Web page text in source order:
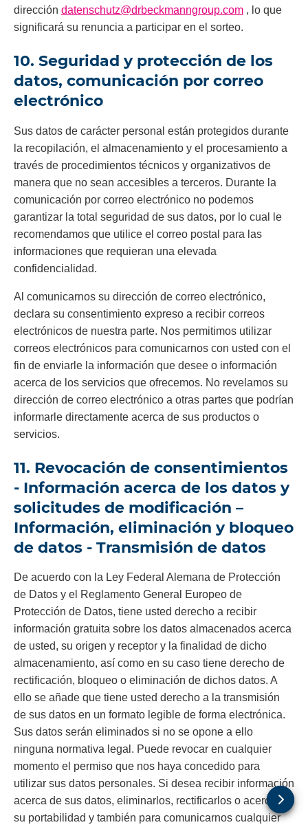
dirección datenschutz@drbeckmanngroup.com , lo que
significará su renuncia a participar en el sorteo.
10. Seguridad y protección de los
datos, comunicación por correo
electrónico
Sus datos de carácter personal están protegidos durante
la recopilación, el almacenamiento y el procesamiento a
través de procedimientos técnicos y organizativos de
manera que no sean accesibles a terceros. Durante la
comunicación por correo electrónico no podemos
garantizar la total seguridad de sus datos, por lo cual le
recomendamos que utilice el correo postal para las
informaciones que requieran una elevada
confidencialidad.
Al comunicarnos su dirección de correo electrónico,
declara su consentimiento expreso a recibir correos
electrónicos de nuestra parte. Nos permitimos utilizar
correos electrónicos para comunicarnos con usted con el
fin de enviarle la información que desee o información
acerca de los servicios que ofrecemos. No revelamos su
dirección de correo electrónico a otras partes que podrían
informarle directamente acerca de sus productos o
servicios.
11. Revocación de consentimientos
- Información acerca de los datos y
solicitudes de modificación –
Información, eliminación y bloqueo
de datos - Transmisión de datos
De acuerdo con la Ley Federal Alemana de Protección
de Datos y el Reglamento General Europeo de
Protección de Datos, tiene usted derecho a recibir
información gratuita sobre los datos almacenados acerca
de usted, su origen y receptor y la finalidad de dicho
almacenamiento, así como en su caso tiene derecho de
rectificación, bloqueo o eliminación de dichos datos. A
ello se añade que tiene usted derecho a la transmisión
de sus datos en un formato legible de forma electrónica.
Sus datos serán eliminados si no se opone a ello
ninguna normativa legal. Puede revocar en cualquier
momento el permiso que nos haya concedido para
utilizar sus datos personales. Si desea recibir información
acerca de sus datos, eliminarlos, rectificarlos o acerca de
su portabilidad y también para comunicarnos cualquier